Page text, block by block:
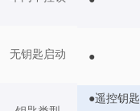
无钥匙启动 ●
●遥控钥匙